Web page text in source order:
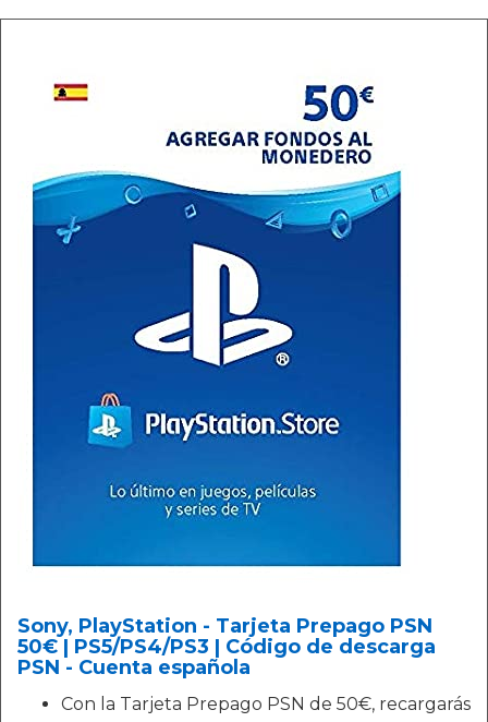
Sony, PlayStation - Tarjeta Prepago PSN
50€ | PS5/PS4/PS3 | Código de descarga
PSN - Cuenta española
Con la Tarjeta Prepago PSN de 50€, recargarás